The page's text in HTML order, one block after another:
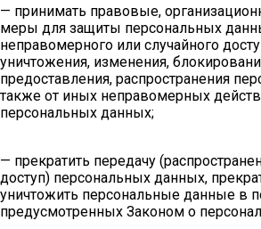
— принимать правовые,
меры для защиты персональных
неправомерного или случайного
уничтожения, изменения,
предоставления, распространения
также от иных неправомерных
персональных данных;
— прекратить передачу
доступ) персональных данных,
уничтожить персональные данные в
предусмотренных Законом о